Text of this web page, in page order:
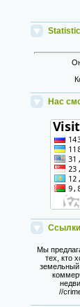
Нас
Мы
тех, кто
земельный
//